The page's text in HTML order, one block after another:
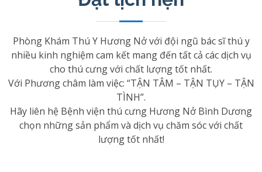
Phòng Khám Thú Y Hương Nở với đội ngũ bác sĩ thú y
nhiều kinh nghiệm cam kết mang đến tất cả các dịch vụ
cho thú cưng với chất lượng tốt nhất.
Với Phương châm làm việc: “TẬN TÂM – TẬN TỤY – TẬN
TÌNH”.
Hãy liên hệ Bệnh viện thú cưng Hương Nở Bình Dương
chọn những sản phẩm và dịch vụ chăm sóc với chất
lượng tốt nhất!